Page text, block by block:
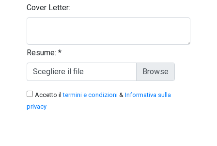
Cover Letter:
Resume: *
Scegliere il file
Accetto iltermini e condizioni & Informativa sulla
privacy